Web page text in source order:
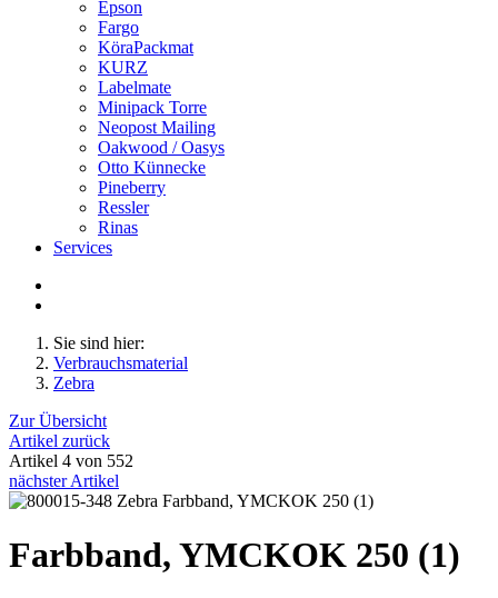
Epson
Fargo
KöraPackmat
KURZ
Labelmate
Minipack Torre
Neopost Mailing
Oakwood / Oasys
Otto Künnecke
Pineberry
Ressler
Rinas
Services
Sie sind hier:
Verbrauchsmaterial
Zebra
Zur Übersicht
Artikel zurück
Artikel 4 von 552
nächster Artikel
Farbband, YMCKOK 250 (1)